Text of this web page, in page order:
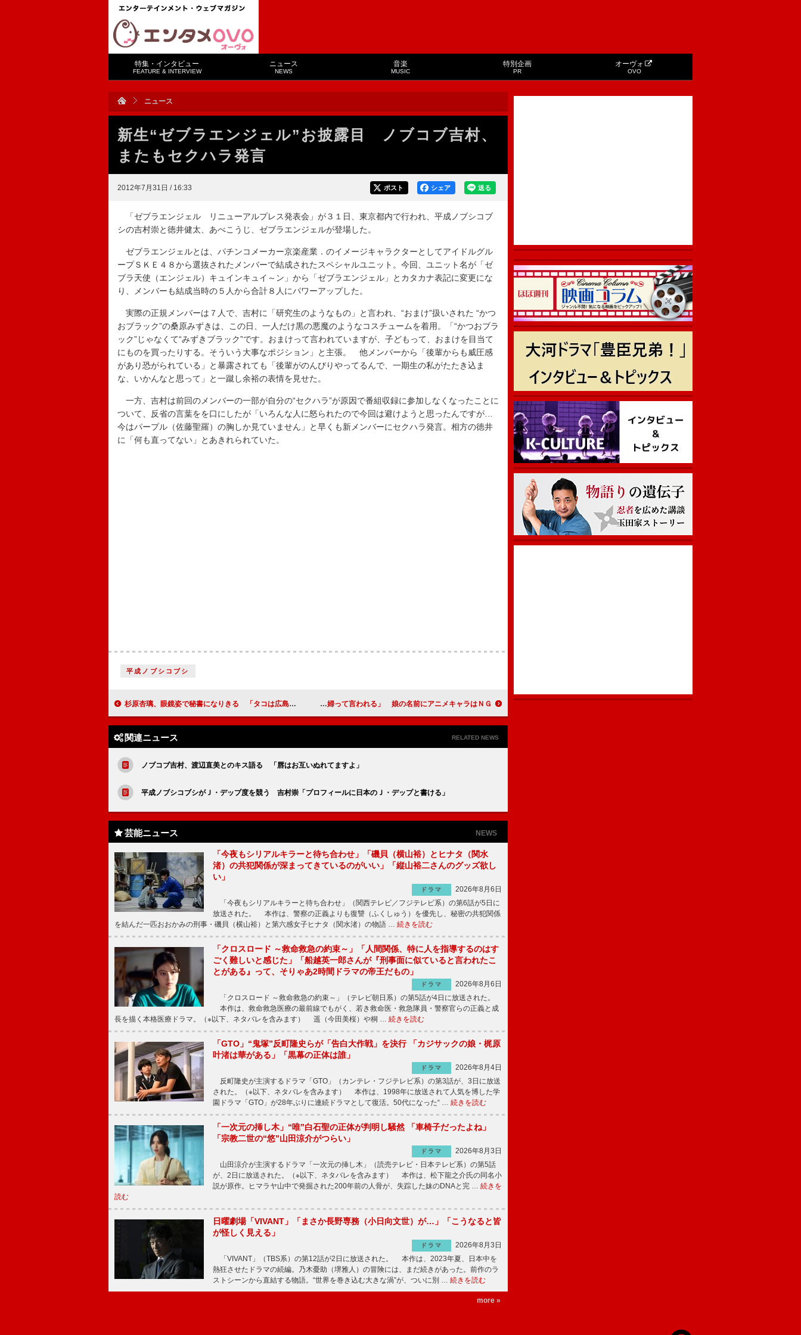
特集・インタビュー
FEATURE & INTERVIEW
ニュース
NEWS
音楽
MUSIC
特別企画
PR
オーヴォ
OVO
ニュース
新生“ゼブラエンジェル”お披露目 ノブコブ吉村、
またもセクハラ発言
2012年7月31日 / 16:33 送る
シェア
ポスト
「ゼブラエンジェル リニューアルプレス発表会」が３１日、東京都内で行われ、平成ノブシコブ
シの吉村崇と徳井健太、あべこうじ、ゼブラエンジェルが登場した。
ゼブラエンジェルとは、パチンコメーカー京楽産業．のイメージキャラクターとしてアイドルグル
ープＳＫＥ４８から選抜されたメンバーで結成されたスペシャルユニット。今回、ユニット名が「ゼ
ブラ天使（エンジェル）キュインキュイ～ン」から「ゼブラエンジェル」とカタカナ表記に変更にな
り、メンバーも結成当時の５人から合計８人にパワーアップした。
実際の正規メンバーは７人で、吉村に「研究生のようなもの」と言われ、“おまけ”扱いされた “かつ
おブラック”の桑原みずきは、この日、一人だけ黒の悪魔のようなコスチュームを着用。「“かつおブラ
ック”じゃなくて“みずきブラック”です。おまけって言われていますが、子どもって、おまけを目当て
にものを買ったりする。そういう大事なポジション」と主張。 他メンバーから「後輩からも威圧感
があり恐がられている」と暴露されても「後輩がのんびりやってるんで、一期生の私がたたき込ま
な、いかんなと思って」と一蹴し余裕の表情を見せた。
一方、吉村は前回のメンバーの一部が自分の“セクハラ”が原因で番組収録に参加しなくなったことに
ついて、反省の言葉をを口にしたが「いろんな人に怒られたので今回は避けようと思ったんですが…
今はパープル（佐藤聖羅）の胸しか見ていません」と早くも新メンバーにセクハラ発言。相方の徳井
に「何も直ってない」とあきれられていた。
平成ノブシコブシ
杉原杏璃、眼鏡姿で秘書になりきる 「タコは広島の名産なんだよ」 フジモン、「ＤＱＮ夫婦って言われる」 娘の名前にアニメキャラはＮＧ？
関連ニュース RELATED NEWS
ノブコブ吉村、渡辺直美とのキス語る 「唇はお互いぬれてますよ」
平成ノブシコブシがＪ・デップ度を競う 吉村崇「プロフィールに日本のＪ・デップと書ける」
芸能ニュース NEWS
「今夜もシリアルキラーと待ち合わせ」「磯貝（横山裕）とヒナタ（関水
渚）の共犯関係が深まってきているのがいい」「縦山裕二さんのグッズ欲し
い」
ドラマ
2026年8月6日
「今夜もシリアルキラーと待ち合わせ」（関西テレビ／フジテレビ系）の第6話が5日に
放送された。 本作は、警察の正義よりも復讐（ふくしゅう）を優先し、秘密の共犯関係
を結んだ一匹おおかみの刑事・磯貝（横山裕）と第六感女子ヒナタ（関水渚）の物語 … 続きを読む
「クロスロード ～救命救急の約束～」「人間関係、特に人を指導するのはす
ごく難しいと感じた」「船越英一郎さんが『刑事面に似ていると言われたこ
とがある』って、そりゃあ2時間ドラマの帝王だもの」
ドラマ
2026年8月6日
「クロスロード ～救命救急の約束～」（テレビ朝日系）の第5話が4日に放送された。
本作は、救命救急医療の最前線でもがく、若き救命医・救急隊員・警察官らの正義と成
長を描く本格医療ドラマ。（※以下、ネタバレを含みます） 遥（今田美桜）や桐 … 続きを読む
「GTO」“鬼塚”反町隆史らが「告白大作戦」を決行 「カジサックの娘・梶原
叶渚は華がある」「黒幕の正体は誰」
ドラマ
2026年8月4日
反町隆史が主演するドラマ「GTO」（カンテレ・フジテレビ系）の第3話が、3日に放送
された。（※以下、ネタバレを含みます） 本作は、1998年に放送されて人気を博した学
園ドラマ「GTO」が28年ぶりに連続ドラマとして復活。50代になった“ … 続きを読む
「一次元の挿し木」“唯”白石聖の正体が判明し騒然 「車椅子だったよね」
「宗教二世の“悠”山田涼介がつらい」
ドラマ
2026年8月3日
山田涼介が主演するドラマ「一次元の挿し木」（読売テレビ・日本テレビ系）の第5話
が、2日に放送された。（※以下、ネタバレを含みます） 本作は、松下龍之介氏の同名小
説が原作。ヒマラヤ山中で発掘された200年前の人骨が、失踪した妹のDNAと完 … 続きを
読む
日曜劇場「VIVANT」「まさか長野専務（小日向文世）が…」「こうなると皆
が怪しく見える」
ドラマ
2026年8月3日
「VIVANT」（TBS系）の第12話が2日に放送された。 本作は、2023年夏、日本中を
熱狂させたドラマの続編。乃木憂助（堺雅人）の冒険には、まだ続きがあった。前作のラ
ストシーンから直結する物語。“世界を巻き込む大きな渦”が、ついに別 … 続きを読む
more »